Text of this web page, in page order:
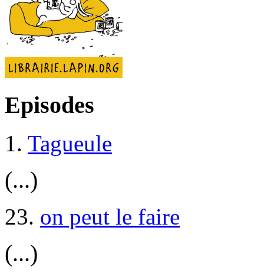
Episodes
1. Tagueule
(...)
23. on peut le faire
(...)